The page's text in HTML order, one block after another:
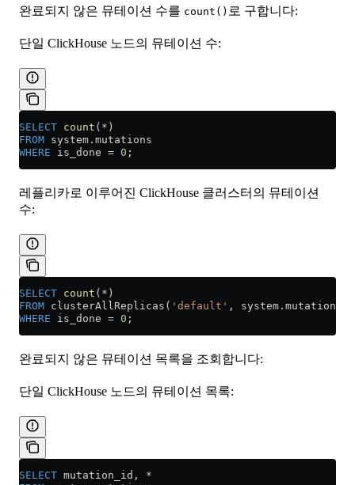
완료되지 않은 뮤테이션 수를 count() 로 구합니다:
단일 ClickHouse 노드의 뮤테이션 수:
SELECT count ( * )
FROM system . mutations
WHERE is_done = 0 ;
레플리카로 이루어진 ClickHouse 클러스터의 뮤테이션
수:
SELECT count ( * )
FROM clusterAllReplicas( 'default' , system . mutations
WHERE is_done = 0 ;
완료되지 않은 뮤테이션 목록을 조회합니다:
단일 ClickHouse 노드의 뮤테이션 목록:
SELECT mutation_id, *